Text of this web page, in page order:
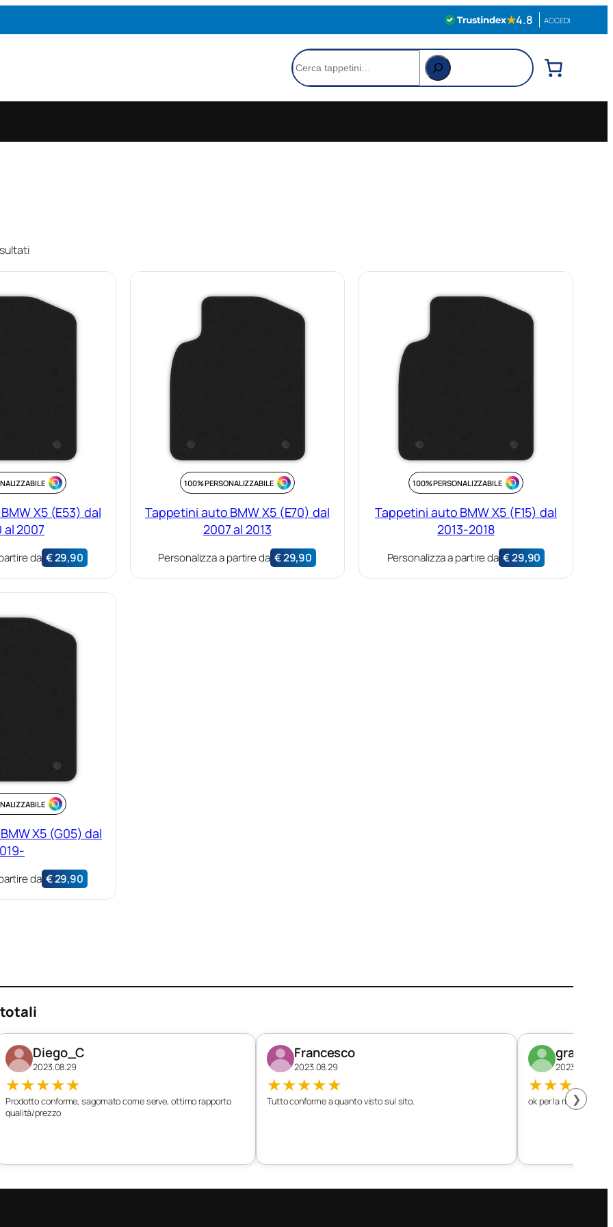
★4.8 ACCEDI
Cerca
X5 (E53) dal
al 2007
da €29,90
100% PERSONALIZZABILE
Tappetini auto BMW X5 (E70) dal
2007 al 2013
Personalizza a partire da €29,90
100% PERSONALIZZABILE
Tappetini auto BMW X5 (F15) dal
2013-2018
Personalizza a partire da €29,90
X5 (G05) dal
da €29,90
totali
Diego_C
2023.08.29
★★★★★
Prodotto conforme, sagomato come serve, ottimo rapporto
qualità/prezzo
Francesco
2023.08.29
★★★★★
Tutto conforme a quanto visto sul sito.
graziano
2023.08.26
★★★★
ok per la mia vettura
❯